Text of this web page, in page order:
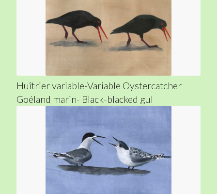
Huîtrier variable-Variable Oystercatcher
Goéland marin- Black-blacked gul